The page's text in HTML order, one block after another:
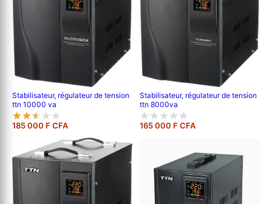
Stabilisateur, régulateur de tension
ttn 10000 va
185 000 F CFA
Stabilisateur, régulateur de tension
ttn 8000va
165 000 F CFA